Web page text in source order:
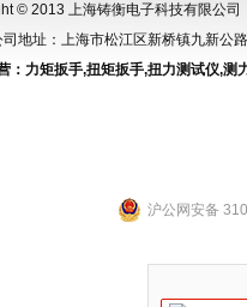
© 2013 上海铸衡电子科技有限公
司地址：上海市松江区新桥镇九新
： 力矩扳手,扭矩扳手,扭力测试仪,测
沪公网安备